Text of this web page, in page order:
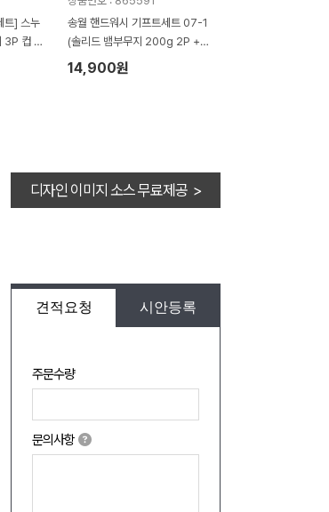
트] 스누
3P 컵 세
송월 핸드워시 기프트세트 07-1
(솔리드 뱀부무지 200g 2P +
생활공작소250ml 1P)
14,900원
디자인 이미지 소스 무료제공 >
견적요청 시안등록
주문수량
문의사항